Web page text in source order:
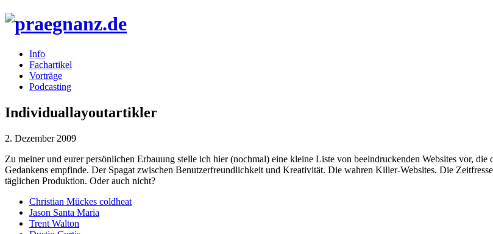
Info
Fachartikel
Vorträge
Podcasting
Individuallayoutartikler
2. Dezember 2009
Zu meiner und eurer persönlichen Erbauung stelle ich hier (nochmal) eine kleine Liste von beeindruckenden Websites vor,
Gedankens empfinde. Der Spagat zwischen Benutzerfreundlichkeit und Kreativität. Die wahren Killer-Websites. Die
täglichen Produktion. Oder auch nicht?
Christian Mückes coldheat
Jason Santa Maria
Trent Walton